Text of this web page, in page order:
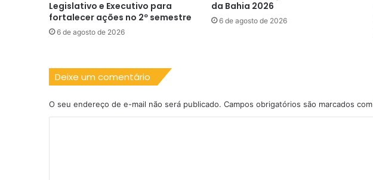
Legislativo e Executivo para
fortalecer ações no 2º semestre
6 de agosto de 2026
da Bahia 2026
6 de agosto de 2026
Deixe um comentário
O seu endereço de e-mail não será publicado. Campos obrigatórios são marcados com